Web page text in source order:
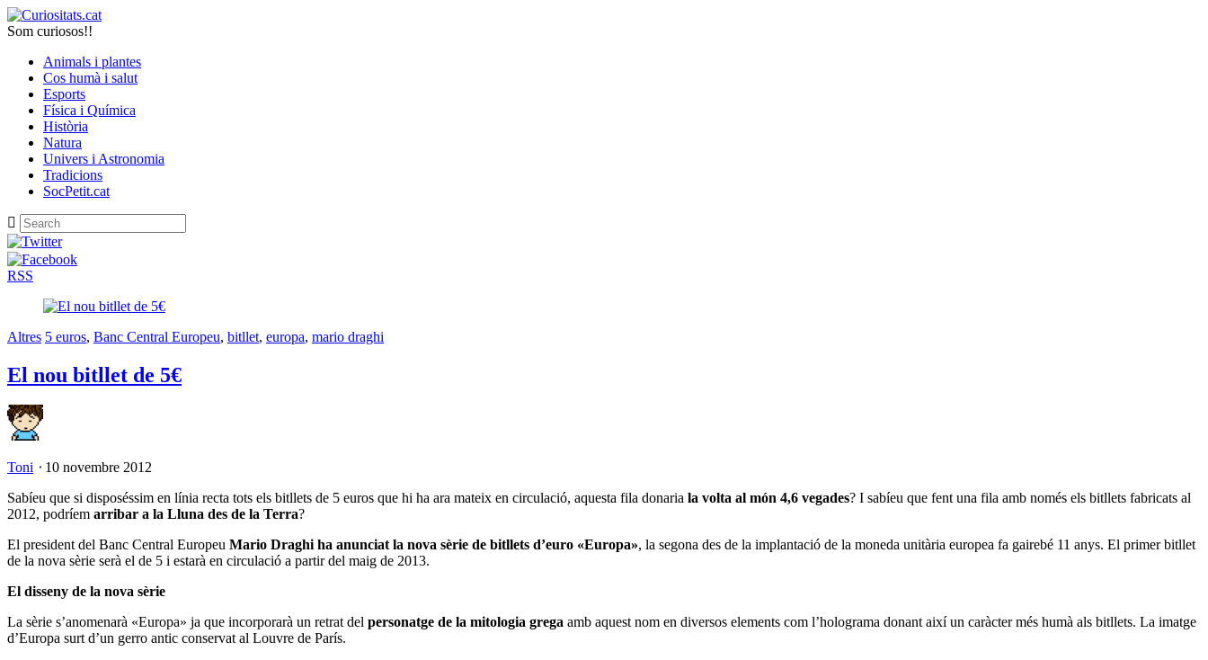
Som curiosos!!
Animals i plantes
Cos humà i salut
Esports
Física i Química
Història
Natura
Univers i Astronomia
Tradicions
SocPetit.cat
RSS
Altres 5 euros, Banc Central Europeu, bitllet, europa, mario draghi
El nou bitllet de 5€
Toni ⋅ 10 novembre 2012
Sabíeu que si disposéssim en línia recta tots els bitllets de 5 euros que hi ha ara mateix en circulació, aquesta fila donaria la volta al món 4,6 vegades? I sabíeu que fent una fila amb només els bitllets fabricats al
2012, podríem arribar a la Lluna des de la Terra?
El president del Banc Central Europeu Mario Draghi ha anunciat la nova sèrie de bitllets d’euro «Europa», la segona des de la implantació de la moneda unitària europea fa gairebé 11 anys. El primer bitllet
de la nova sèrie serà el de 5 i estarà en circulació a partir del maig de 2013.
El disseny de la nova sèrie
La sèrie s’anomenarà «Europa» ja que incorporarà un retrat del personatge de la mitologia grega amb aquest nom en diversos elements com l’holograma donant així un caràcter més humà als bitllets. La imatge
d’Europa surt d’un gerro antic conservat al Louvre de París.